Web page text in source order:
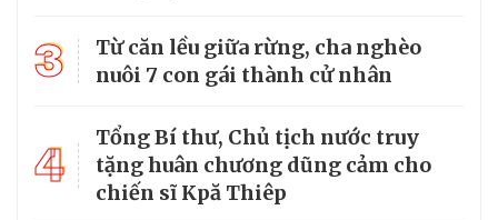
3
Từ căn lều giữa rừng, cha nghèo
nuôi 7 con gái thành cử nhân
4
Tổng Bí thư, Chủ tịch nước truy
tặng huân chương dũng cảm cho
chiến sĩ Kpă Thiêp